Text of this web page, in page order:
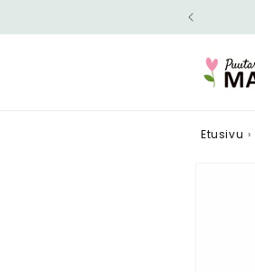
sisältöön
Etusivu ›